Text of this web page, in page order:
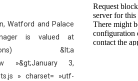
Watford and Palace
is valued at
&lt;a
»&gt;January 3,
» charset= »utf-